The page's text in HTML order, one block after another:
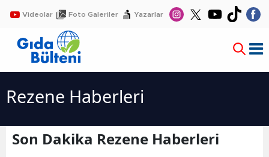
Videolar Foto Galeriler Yazarlar
Rezene Haberleri
Son Dakika Rezene Haberleri